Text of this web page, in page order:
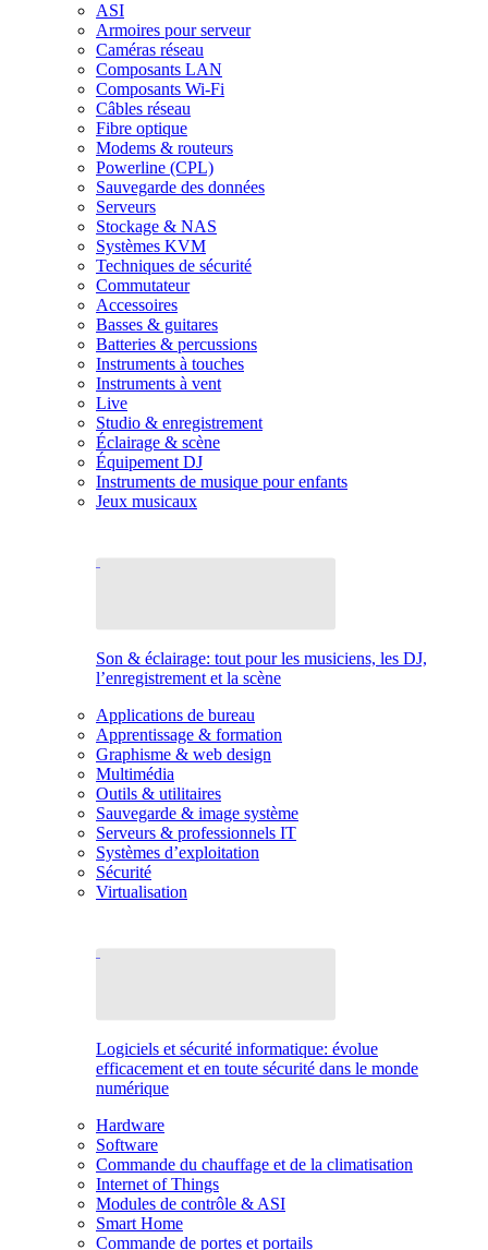
ASI
Armoires pour serveur
Caméras réseau
Composants LAN
Composants Wi-Fi
Câbles réseau
Fibre optique
Modems & routeurs
Powerline (CPL)
Sauvegarde des données
Serveurs
Stockage & NAS
Systèmes KVM
Techniques de sécurité
Commutateur
Accessoires
Basses & guitares
Batteries & percussions
Instruments à touches
Instruments à vent
Live
Studio & enregistrement
Éclairage & scène
Équipement DJ
Instruments de musique pour enfants
Jeux musicaux
Son & éclairage: tout pour les musiciens, les DJ,
l’enregistrement et la scène
Applications de bureau
Apprentissage & formation
Graphisme & web design
Multimédia
Outils & utilitaires
Sauvegarde & image système
Serveurs & professionnels IT
Systèmes d’exploitation
Sécurité
Virtualisation
Logiciels et sécurité informatique: évolue
efficacement et en toute sécurité dans le monde
numérique
Hardware
Software
Commande du chauffage et de la climatisation
Internet of Things
Modules de contrôle & ASI
Smart Home
Commande de portes et portails